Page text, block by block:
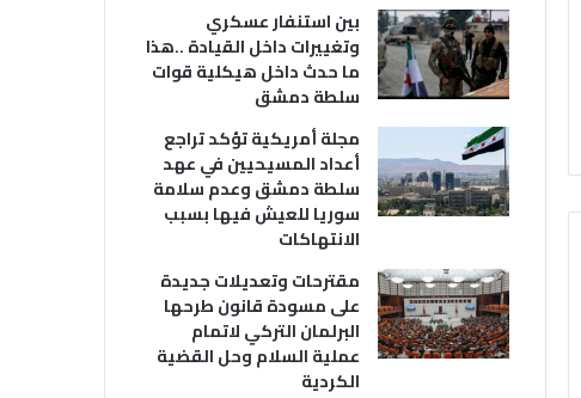
بين استنفار عسكري
وتغييرات داخل القيادة ..هذا
ما حدث داخل هيكلية قوات
سلطة دمشق
مجلة أمريكية تؤكد تراجع
أعداد المسيحيين في عهد
سلطة دمشق وعدم سلامة
سوريا للعيش فيها بسبب
الانتهاكات
مقترحات وتعديلات جديدة
على مسودة قانون طرحها
البرلمان التركي لاتمام
عملية السلام وحل القضية
الكردية